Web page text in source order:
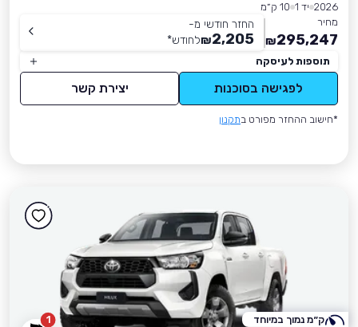
2026 יד 1
10 ק״מ
מחיר
295,247
₪
החזר חודשי מ-
2,205
₪לחודש*
תוספות לעיסקה
לפגישה בסוכנות יצירת קשר
*חישוב ההחזר מפורט בתקנון
1 ק״מ נמוך במיוחד